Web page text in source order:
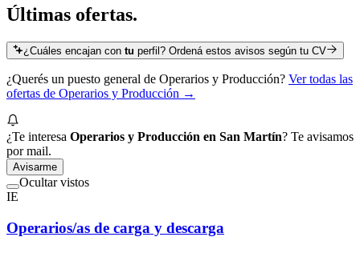
Últimas ofertas.
¿Cuáles encajan contu perfil? Ordená estos avisos según tu CV
¿Querés un puesto general de Operarios y Producción? Ver todas las
ofertas de Operarios y Producción →
¿Te interesa Operarios y Producción en San Martín? Te avisamos
por mail.
Avisarme
Ocultar vistos
IE
Operarios/as de carga y descarga